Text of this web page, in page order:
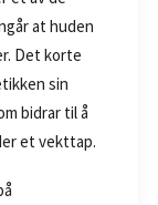
at huden
Det korte
sin
bidrar til å
et vekttap.